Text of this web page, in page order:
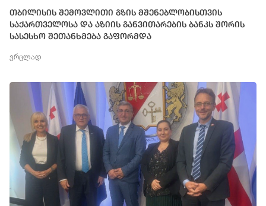
თბილისის შემოვლითი გზის მშენებლობისთვის
საქართველოსა და აზიის განვითარების ბანკს შორის
სასესხო შეთანხმება გაფორმდა
ვრცლად